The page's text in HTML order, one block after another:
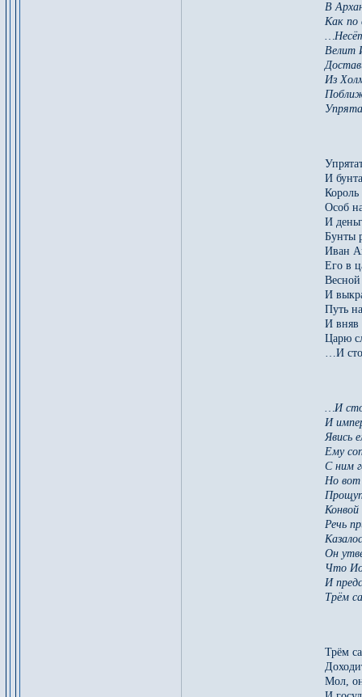
В
Как по
Велит
Из
И
Король
Особ
И
Бунты
Иван
Его в
И
Путь
И вняв
Царю
…И
…И
И
Явись
Ему
С ним
Но вот
Конвой
Речь
Он
Что
И
Трём
Трём
Мол,